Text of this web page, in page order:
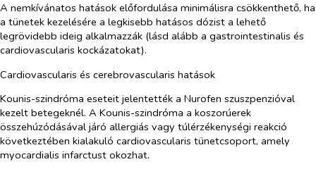
A nemkívánatos hatások előfordulása minimálisra csökkenthető, ha
a tünetek kezelésére a legkisebb hatásos dózist a lehető
legrövidebb ideig alkalmazzák (lásd alább a gastrointestinalis és
cardiovascularis kockázatokat).
Cardiovascularis és cerebrovascularis hatások
Kounis-szindróma eseteit jelentették a Nurofen szuszpenzióval
kezelt betegeknél. A Kounis-szindróma a koszorúerek
összehúzódásával járó allergiás vagy túlérzékenységi reakció
következtében kialakuló cardiovascularis tünetcsoport, amely
myocardialis infarctust okozhat.